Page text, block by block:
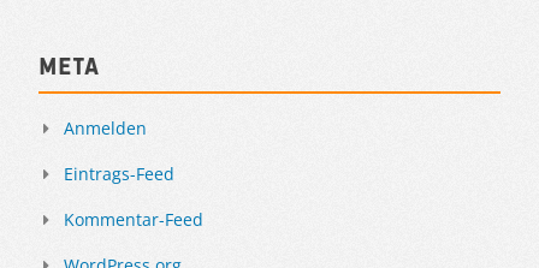
Meta
Anmelden
Eintrags-Feed
Kommentar-Feed